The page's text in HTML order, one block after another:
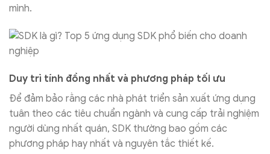
mình.
Duy trì tính đồng nhất và phương pháp tối ưu
Để đảm bảo rằng các nhà phát triển sản xuất ứng dụng
tuân theo các tiêu chuẩn ngành và cung cấp trải nghiệm
người dùng nhất quán, SDK thường bao gồm các
phương pháp hay nhất và nguyên tắc thiết kế.